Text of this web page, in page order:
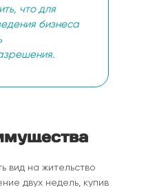
что для
бизнеса
вид на жительство
двух недель, купив